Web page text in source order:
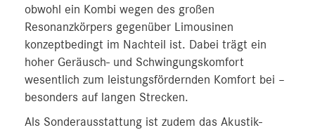
obwohl ein Kombi wegen des großen
Resonanzkörpers gegenüber Limousinen
konzeptbedingt im Nachteil ist. Dabei trägt ein
hoher Geräusch- und Schwingungskomfort
wesentlich zum leistungsfördernden Komfort bei –
besonders auf langen Strecken.
Als Sonderausstattung ist zudem das Akustik-